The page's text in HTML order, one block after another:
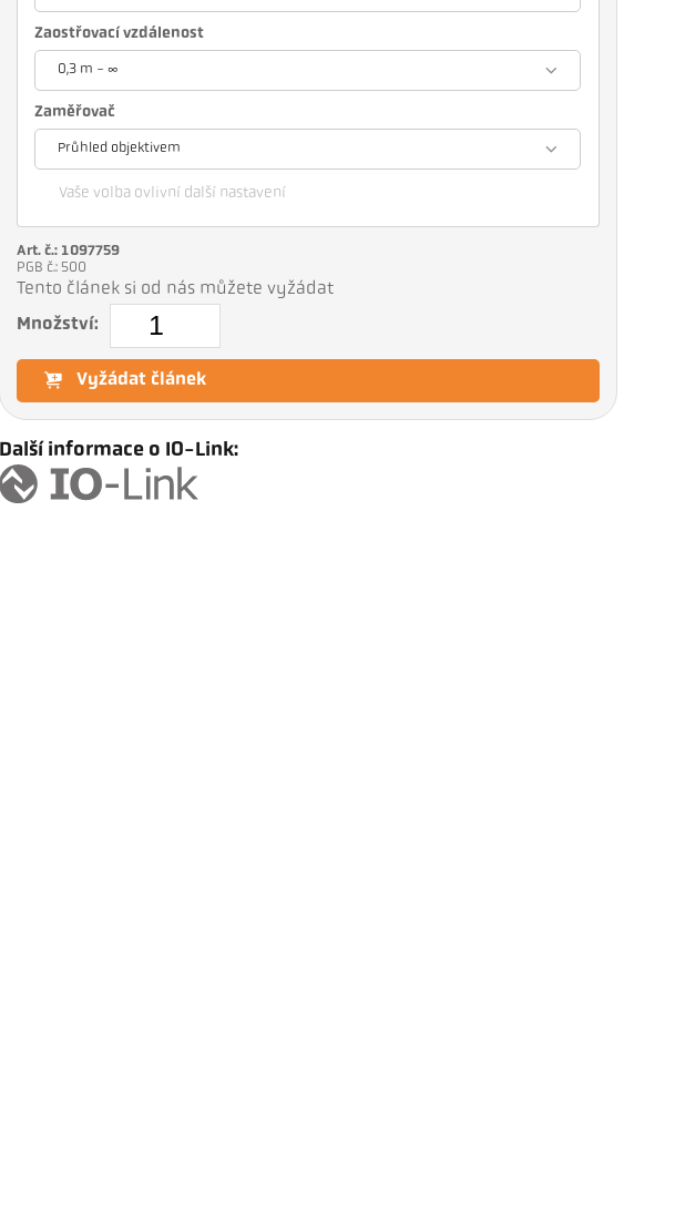
Zaostřovací vzdálenost
0,3 m - ∞
Zaměřovač
Průhled objektivem
Vaše volba ovlivní další nastavení
Art. č.: 1097759
PGB č.: 500
Tento článek si od nás můžete vyžádat
Množství:
Vyžádat článek
Další informace o IO-Link: